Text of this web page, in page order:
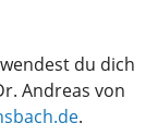
du dich
Andreas von
.